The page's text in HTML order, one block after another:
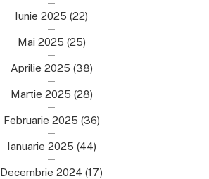
Iunie 2025 (22)
Mai 2025 (25)
Aprilie 2025 (38)
Martie 2025 (28)
Februarie 2025 (36)
Ianuarie 2025 (44)
Decembrie 2024 (17)